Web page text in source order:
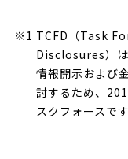
※1 TCFD（Task
Disclosures）は
情報開示および
討するため、
スクフォースです